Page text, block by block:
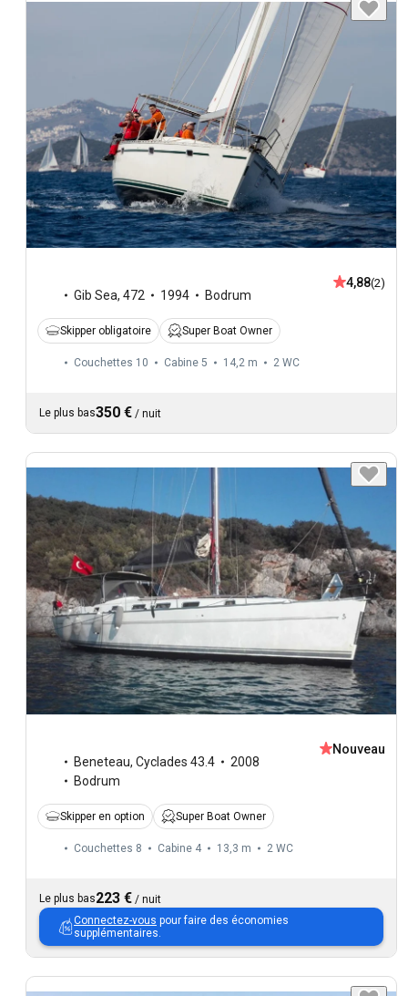
Gib Sea, 472 1994 Bodrum
4,88(2)
Skipper obligatoire Super Boat Owner
Couchettes 10 Cabine 5 14,2 m 2 WC
Le plus bas350 € / nuit
Beneteau, Cyclades 43.4
2008
Bodrum
Nouveau
Skipper en option Super Boat Owner
Couchettes 8 Cabine 4 13,3 m 2 WC
Le plus bas223 € / nuit
Connectez-vous pour faire des économies
supplémentaires.